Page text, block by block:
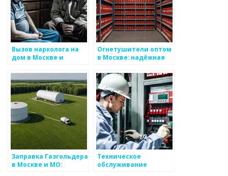
Вызов нарколога на
дом в Москве и
Огнетушители оптом
в Москве: надёжная
Заправка Газгольдера
в Москве и МО:
Техническое
обслуживание